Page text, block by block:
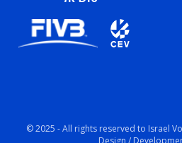
© 2025 - All rights reserved to Israel